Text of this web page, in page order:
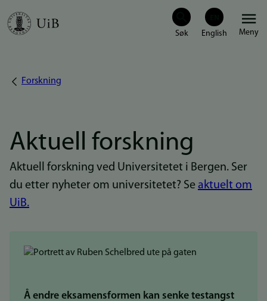
Hopp
Meny
Navigasjonssti
Forskning
Aktuell forskning
Aktuell forskning ved Universitetet i Bergen. Ser
du etter nyheter om universitetet? Se aktuelt om
UiB.
Å endre eksamensformen kan senke testangst